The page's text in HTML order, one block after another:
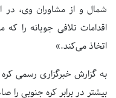
اقدامات تلافی جویانه را
اتخاذ می‌کند.»
به گزارش خبرگزاری رسمی
بیشتر در برابر کره جنوبی را